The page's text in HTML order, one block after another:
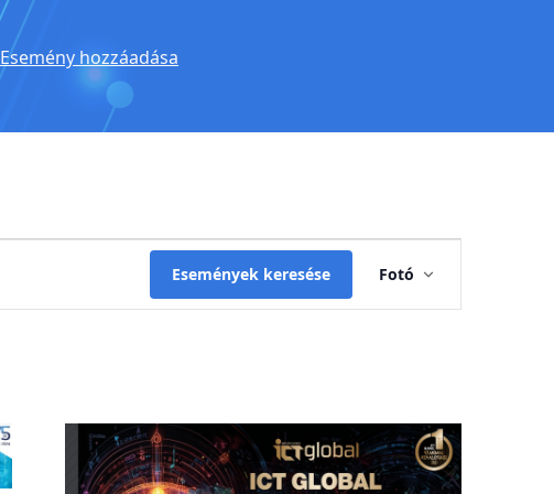
Esemény hozzáadása
Események keresése
Esemény
Fotó